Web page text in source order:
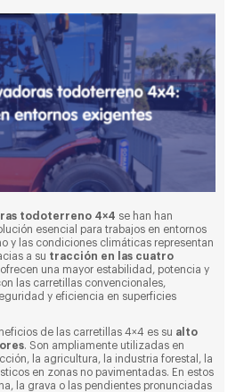
todoterreno 4×4 se han han
esencial para trabajos en entornos
y las condiciones climáticas representan
a su tracción en las cuatro
una mayor estabilidad, potencia y
las carretillas convencionales,
y eficiencia en superficies
de las carretillas 4×4 es su alto
. Son ampliamente utilizadas en
la agricultura, la industria forestal, la
en zonas no pavimentadas. En estos
la grava o las pendientes pronunciadas